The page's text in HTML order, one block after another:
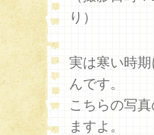
り）
実は寒い時
んです。
こちらの写
ますよ。